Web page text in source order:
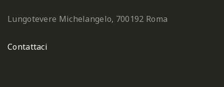
Lungotevere Michelangelo, 700192 Roma
Contattaci